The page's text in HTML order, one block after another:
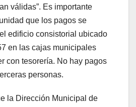
válidas”. Es importante
que los pagos se
edificio consistorial ubicado
en las cajas municipales
con tesorería. No hay pagos
personas.
la Dirección Municipal de